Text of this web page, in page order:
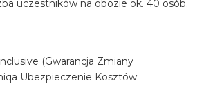
uczestników na obozie ok. 40 osób.
(Gwarancja Zmiany
Ubezpieczenie Kosztów